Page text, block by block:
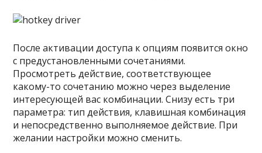
После активации доступа к опциям появится окно
с предустановленными сочетаниями.
Просмотреть действие, соответствующее
какому-то сочетанию можно через выделение
интересующей вас комбинации. Снизу есть три
параметра: тип действия, клавишная комбинация
и непосредственно выполняемое действие. При
желании настройки можно сменить.